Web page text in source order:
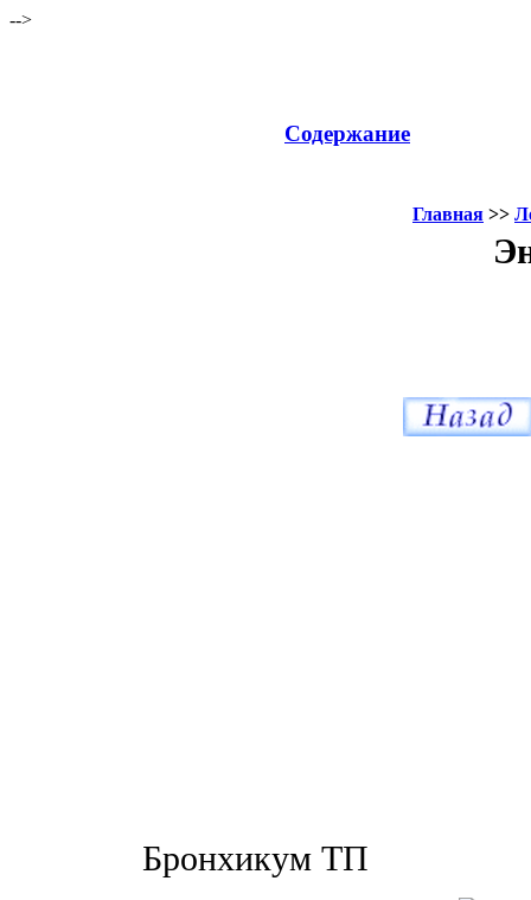
-->
Содержание
Главная >>
Бронхикум ТП